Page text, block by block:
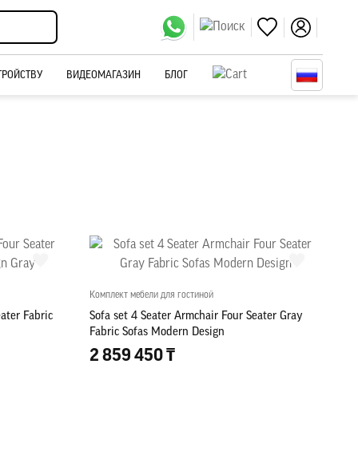
ВИДЕОМАГАЗИН БЛОГ
Fabric
Комплект мебели для гостиной
Sofa set 4 Seater Armchair Four Seater Gray
Fabric Sofas Modern Design
2 859 450 ₸